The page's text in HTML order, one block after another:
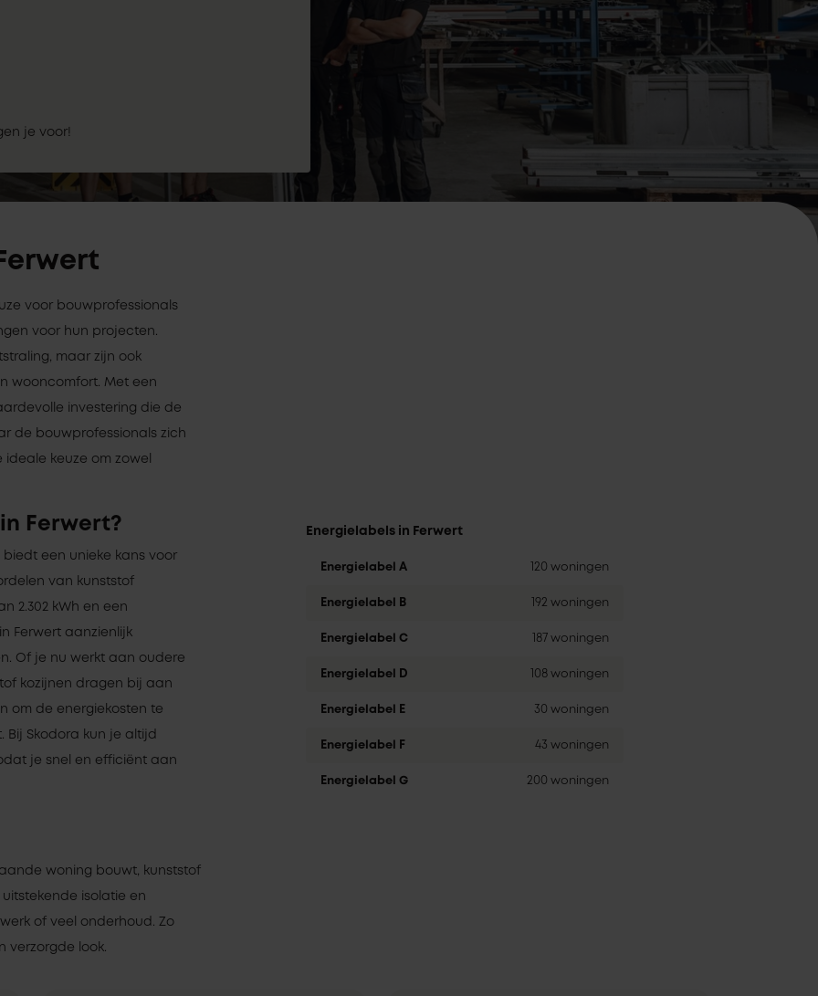
je voor!
voor bouwprofessionals
voor hun projecten.
maar zijn ook
wooncomfort. Met een
investering die de
de bouwprofessionals zich
keuze om zowel
Ferwert?
biedt een unieke kans voor
van kunststof
2.302 kWh en een
Ferwert aanzienlijk
Of je nu werkt aan oudere
kozijnen dragen bij aan
om de energiekosten te
Bij Skodora kun je altijd
je snel en efficiënt aan
Energielabels in Ferwert
Energielabel A 120 woningen
Energielabel B 192 woningen
Energielabel C 187 woningen
Energielabel D 108 woningen
Energielabel E 30 woningen
Energielabel F 43 woningen
Energielabel G 200 woningen
woning bouwt, kunststof
isolatie en
of veel onderhoud. Zo
verzorgde look.